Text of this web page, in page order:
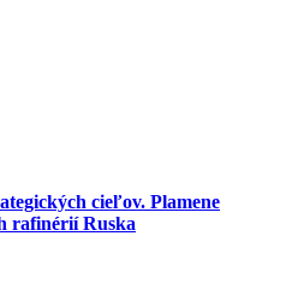
cieľov. Plamene
rafinérií Ruska